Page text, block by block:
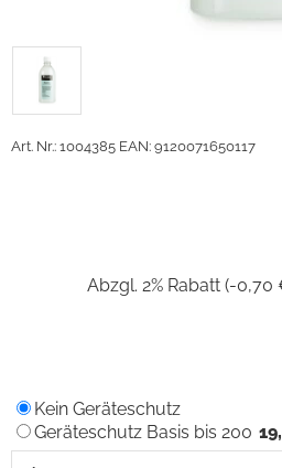
Art. Nr.: 1004385 EAN: 9120071650117
Abzgl. 2% Rabatt (-0,70
Kein Geräteschutz
Geräteschutz Basis bis 200